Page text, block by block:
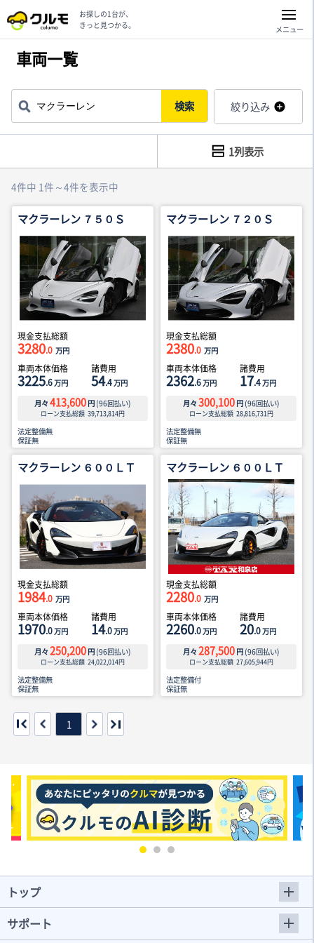
お探しの1台が、
きっと見つかる。
メニュー
車両一覧
検索 絞り込み
4件中 1件～4件を表示中
1列表示
マクラーレン ７５０Ｓ
現金支払総額
3280.0 万円
車両本体価格
3225.6万円
諸費用
54.4万円
月々 413,600 円 (96回払い)
ローン支払総額 39,713,814円
法定整備無
保証無
マクラーレン ７２０Ｓ
現金支払総額
2380.0 万円
車両本体価格
2362.6万円
諸費用
17.4万円
月々 300,100 円 (96回払い)
ローン支払総額 28,816,731円
法定整備無
保証無
マクラーレン ６００ＬＴ
現金支払総額
1984.0 万円
車両本体価格
1970.0万円
諸費用
14.0万円
月々 250,200 円 (96回払い)
ローン支払総額 24,022,014円
法定整備無
保証無
マクラーレン ６００ＬＴ
現金支払総額
2280.0 万円
車両本体価格
2260.0万円
諸費用
20.0万円
月々 287,500 円 (96回払い)
ローン支払総額 27,605,944円
法定整備付
保証無
1
トップ
サポート